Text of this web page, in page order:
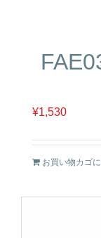
¥1,530
お買い物カゴ